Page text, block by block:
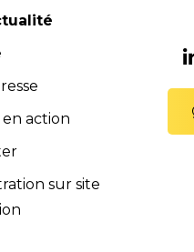
pour leur
complète de
full service,
sommes là pour
et SAV sont à
la norme iso
en action
sur site